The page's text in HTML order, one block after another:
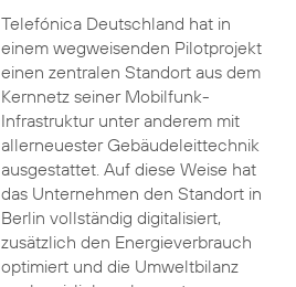
Telefónica Deutschland hat in
einem wegweisenden Pilotprojekt
einen zentralen Standort aus dem
Kernnetz seiner Mobilfunk-
Infrastruktur unter anderem mit
allerneuester Gebäudeleittechnik
ausgestattet. Auf diese Weise hat
das Unternehmen den Standort in
Berlin vollständig digitalisiert,
zusätzlich den Energieverbrauch
optimiert und die Umweltbilanz